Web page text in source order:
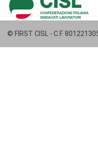
© FIRST CISL - C.F.